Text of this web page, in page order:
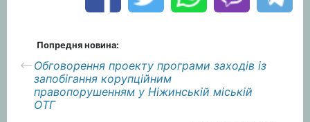
Попредня новина:
Обговорення проекту програми заходів із
запобігання корупційним
правопорушенням у Ніжинській міській
ОТГ